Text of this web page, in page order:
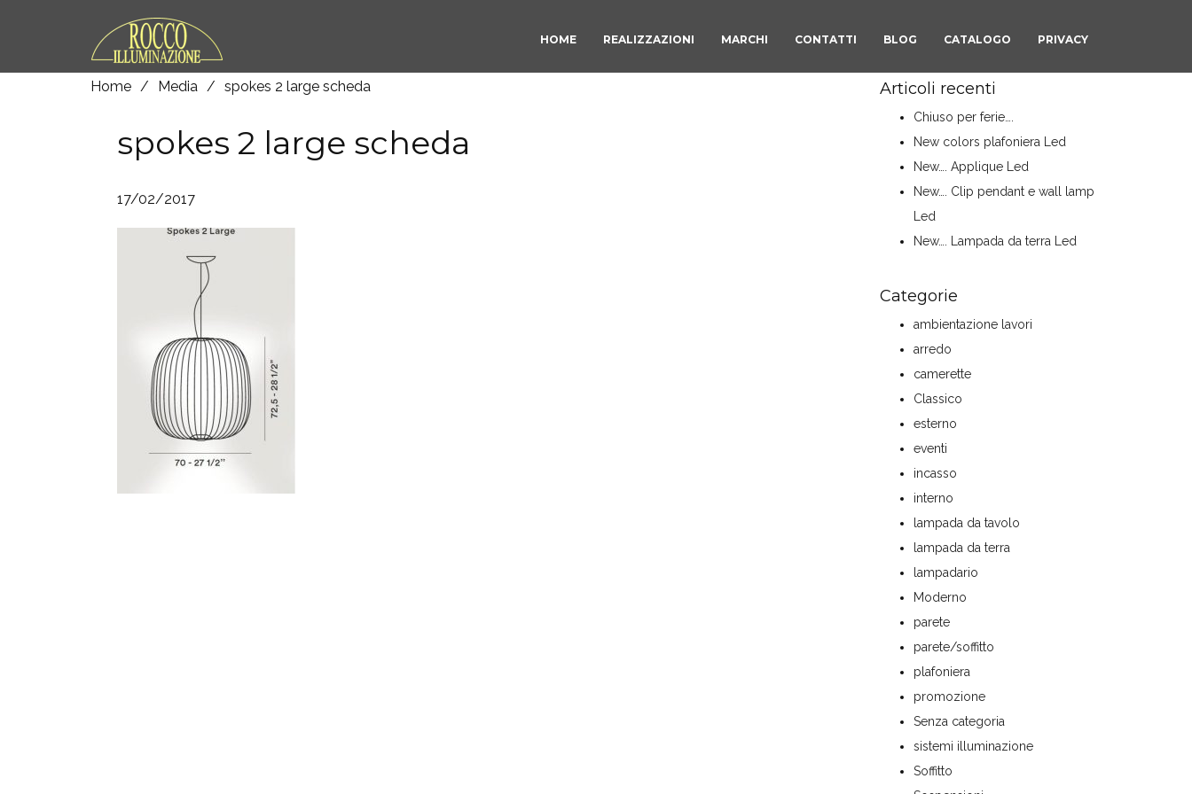
HOME REALIZZAZIONI MARCHI CONTATTI BLOG CATALOGO PRIVACY
Home / Media / spokes 2 large scheda
spokes 2 large scheda
17/02/2017
Articoli recenti
Chiuso per ferie….
New colors plafoniera Led
New…. Applique Led
New…. Clip pendant e wall lamp
Led
New…. Lampada da terra Led
Categorie
ambientazione lavori
arredo
camerette
Classico
esterno
eventi
incasso
interno
lampada da tavolo
lampada da terra
lampadario
Moderno
parete
parete/soffitto
plafoniera
promozione
Senza categoria
sistemi illuminazione
Soffitto